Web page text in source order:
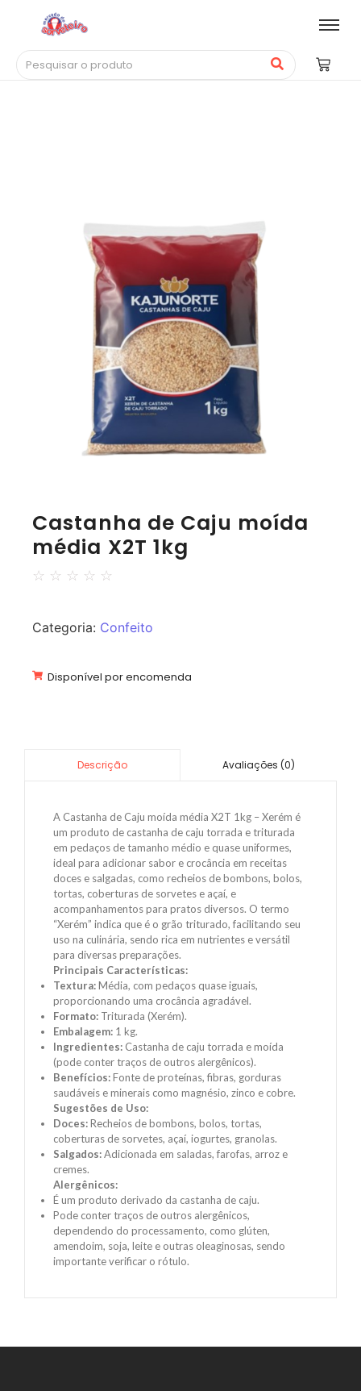
Castanha de Caju moída
média X2T 1kg
☆ ☆ ☆ ☆ ☆
Categoria: Confeito
Disponível por encomenda
Descrição Avaliações (0)
A Castanha de Caju moída média X2T 1kg – Xerém é
um produto de castanha de caju torrada e triturada
em pedaços de tamanho médio e quase uniformes,
ideal para adicionar sabor e crocância em receitas
doces e salgadas, como recheios de bombons, bolos,
tortas, coberturas de sorvetes e açaí, e
acompanhamentos para pratos diversos. O termo
“Xerém” indica que é o grão triturado, facilitando seu
uso na culinária, sendo rica em nutrientes e versátil
para diversas preparações.
Principais Características:
Textura:Média, com pedaços quase iguais,
proporcionando uma crocância agradável.
Formato: Triturada (Xerém).
Embalagem: 1 kg.
Ingredientes: Castanha de caju torrada e moída
(pode conter traços de outros alergênicos).
Benefícios:Fonte de proteínas, fibras, gorduras
saudáveis e minerais como magnésio, zinco e cobre.
Sugestões de Uso:
Doces:Recheios de bombons, bolos, tortas,
coberturas de sorvetes, açaí, iogurtes, granolas.
Salgados:Adicionada em saladas, farofas, arroz e
cremes.
Alergênicos:
É um produto derivado da castanha de caju.
Pode conter traços de outros alergênicos,
dependendo do processamento, como glúten,
amendoim, soja, leite e outras oleaginosas, sendo
importante verificar o rótulo.